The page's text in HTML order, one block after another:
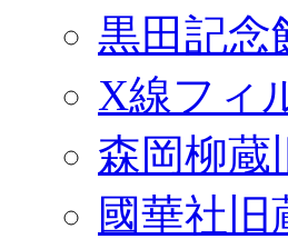
黒田記念
X線フィ
森岡柳蔵
國華社